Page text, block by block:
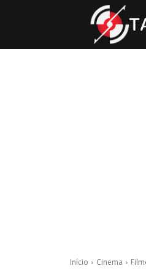
Início Cinema